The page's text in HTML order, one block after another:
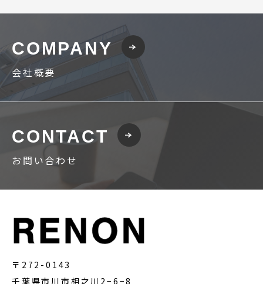
COMPANY
会社概要
CONTACT
お問い合わせ
〒272-0143
千葉県市川市相之川2−6−8